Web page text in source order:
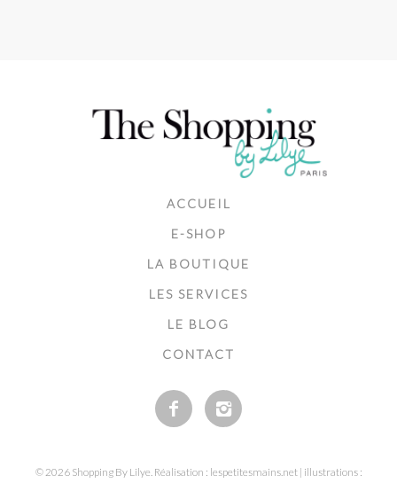
ACCUEIL
E-SHOP
LA BOUTIQUE
LES SERVICES
LE BLOG
CONTACT
© 2026 Shopping By Lilye. Réalisation : lespetitesmains.net | illustrations :